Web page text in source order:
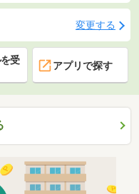
変更する
受
アプリで探す